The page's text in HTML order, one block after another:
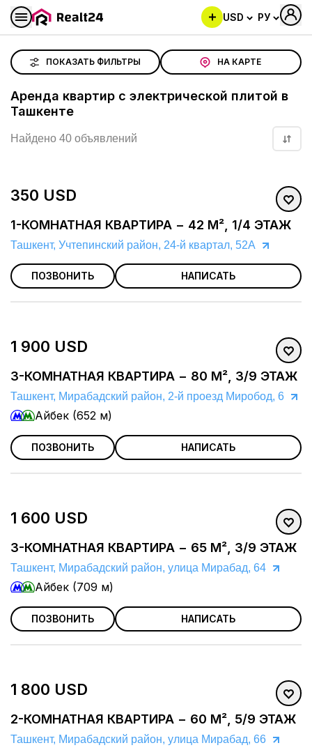
USD РУ
ПОКАЗАТЬ ФИЛЬТРЫ НА КАРТЕ
Аренда квартир с электрической плитой в
Ташкенте
Найдено 40 объявлений
350 USD
1-КОМНАТНАЯ КВАРТИРА − 42 М², 1/4 ЭТАЖ
Ташкент, Учтепинский район, 24-й квартал, 52А
ПОЗВОНИТЬ НАПИСАТЬ
1 900 USD
3-КОМНАТНАЯ КВАРТИРА − 80 М², 3/9 ЭТАЖ
Ташкент, Мирабадский район, 2-й проезд Миробод, 6
Айбек (652 м)
ПОЗВОНИТЬ НАПИСАТЬ
1 600 USD
3-КОМНАТНАЯ КВАРТИРА − 65 М², 3/9 ЭТАЖ
Ташкент, Мирабадский район, улица Мирабад, 64
Айбек (709 м)
ПОЗВОНИТЬ НАПИСАТЬ
1 800 USD
2-КОМНАТНАЯ КВАРТИРА − 60 М², 5/9 ЭТАЖ
Ташкент, Мирабадский район, улица Мирабад, 66